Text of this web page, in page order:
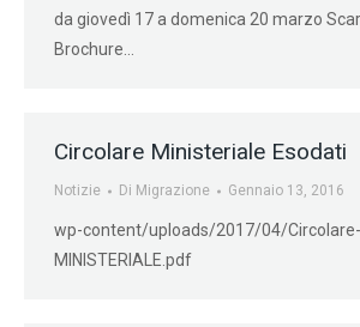
da giovedì 17 a domenica 20 marzo
Brochure…
Circolare Ministeriale Esodati
Notizie Di Migrazione Gennaio 13, 2016
wp-content/uploads/2017/04/Circolare-
MINISTERIALE.pdf